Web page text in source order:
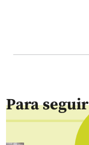
Para